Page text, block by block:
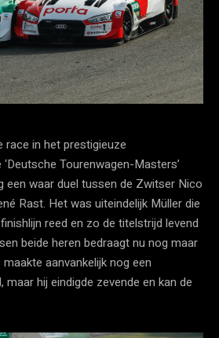
race in het prestigieuze
Tourenwagen-Masters’
een waar duel tussen de Zwitser Nico
Rast. Het was uiteindelijk Müller die
reed en zo de titelstrijd levend
beide heren bedraagt nu nog maar
aanvankelijk nog een
hij eindigde zevende en kan de